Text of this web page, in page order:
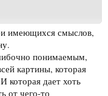
имеющихся смыслов,
понимаемым,
картины, которая
которая дает хоть
от чего-то